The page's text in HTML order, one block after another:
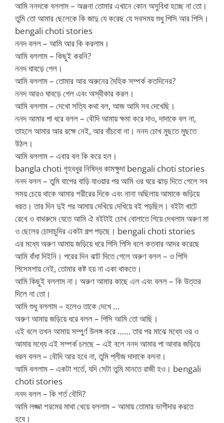
আমি ননদকে বললাম – অঞ্জনা তোমার এখানে কোন অসুবিধা হচ্ছে না তো।
তুমি তো আমার ছেলেকে কি জাদু যে করেছ যে সবসময় শুধু পিসি আর পিসি।
bengali choti stories
ননদ বলল – আমি আর কি করলাম।
আমি বললাম – কিছুই করনি?
ননদ ঘাবড়ে গেল।
আমি বললাম – তোমার আর অরুনের দৈহিক সম্পর্ক কতদিনের?
ননদ আরও ঘাবড়ে গেল এবং অস্বীকার করল।
আমি বললাম – দেখো সত্যি কথা বল, আজ আমি সব দেখেছি।
ননদ আমার পা ধরে বলল – বৌদি আমায় ক্ষমা করে দাও, দাদাকে বল না,
তাহলে আমার আর রক্ষে নেই, আর বাঁচবো না। ননদ চোখ মুছতে মুছতে
উঠল।
আমি বললাম – এবার বল কি করে হল।
bangla choti গৃহবধুর নিষিদ্ধ কামক্ষুদা bengali choti stories
ননদ বলল – তুমি বাপের বাড়ি যাওয়ার পর আমি ওর ঘরে ঝাড় দিতে গেলে সব
সময় চেয়ে থাকে আমার শরীরের দিকে এবং নানা অছিলায় আমাকে জড়িয়ে
ধরত। তার দিন দুই পর আমায় দেখিয়ে দেখিয়ে বই পড়ছিল। বইটা খাটে
রেখে ও বাথরুমে যেতে আমি ঐ বইটাই চোখ বোলাতে গিয়ে দেখলাম অরুণ মা
ও ছেলের চোদাচুদির একটা গল্প পড়ছে। bengali choti stories
এর মধ্যে অরুণ আমায় জড়িয়ে ধরে পিসি পিসি বলে কতবার আদর করেছে
আমি বাঁধা দিইনি। পরের দিন ঝাট দিতে গেলে অরুণ বলল – ও পিসি
পিসেমশায় নেই, তোমার কষ্ট হয় না একা থাকতে।
আমি কিছুই বললাম না। অরুণ আমার কাছে এল এবং বলল – কি উত্তর
দিলে না তো।
আমি শুধু বললাম – হলেও তাকে দেখে …
অরুণ আমায় জড়িয়ে ধরে বলল – পিসি আমি তো আছি।
এই বলে তখন আমায় সম্পুর্ণ উলঙ্গ করে …… তার পর মাঝে মধ্যে ওর ও
আমার মধ্যে এই সম্পর্ক চলছে – এই বলে ননদ আমার পা আবার জড়িয়ে
ধরল বলল – বৌদি আর হবে না, তুমি প্লীজ দাদাকে বলনা।
আমি বললাম – একটা শর্তে, যদি সেটা তুমি মানতে রাজী হও। bengali
choti stories
ননদ বলল – কি শর্ত বৌদি?
আমি লজ্জা শরমের মাথা খেয়ে বললাম – আমায় তোমার ভাগীদার করতে
হবে।